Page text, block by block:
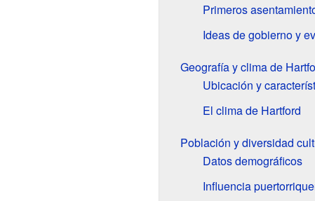
Primeros
Ideas de gobierno y
Geografía y clima de
Ubicación y
El clima de Hartford
Población y diversidad
Datos demográficos
Influencia